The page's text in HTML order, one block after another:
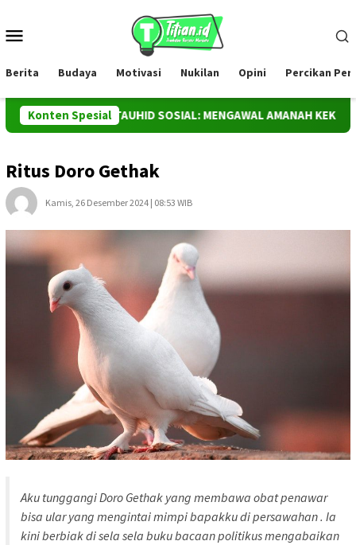
konten
Berita Budaya Motivasi Nukilan Opini Percikan
Konten Spesial
WADAS DAN TAUHID SOSIAL: MENGAWAL AMANAH KEKUASAAN
Ritus Doro Gethak
Kamis, 26 Desember 2024 | 08:53 WIB
Aku tunggangi Doro Gethak yang membawa obat penawar
bisa ular yang mengintai mimpi bapakku di persawahan . Ia
kini berbiak di sela sela buku bacaan politikus mengabaikan